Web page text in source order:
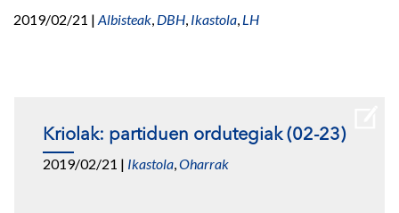
2019/02/21 | Albisteak, DBH, Ikastola, LH
Kriolak: partiduen ordutegiak (02-23)
2019/02/21 | Ikastola,Oharrak